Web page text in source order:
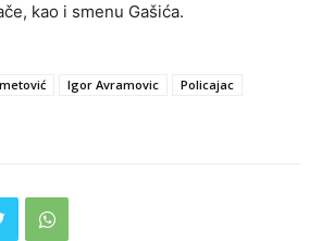
kao i smenu Gašića.
Igor Avramovic
Policajac